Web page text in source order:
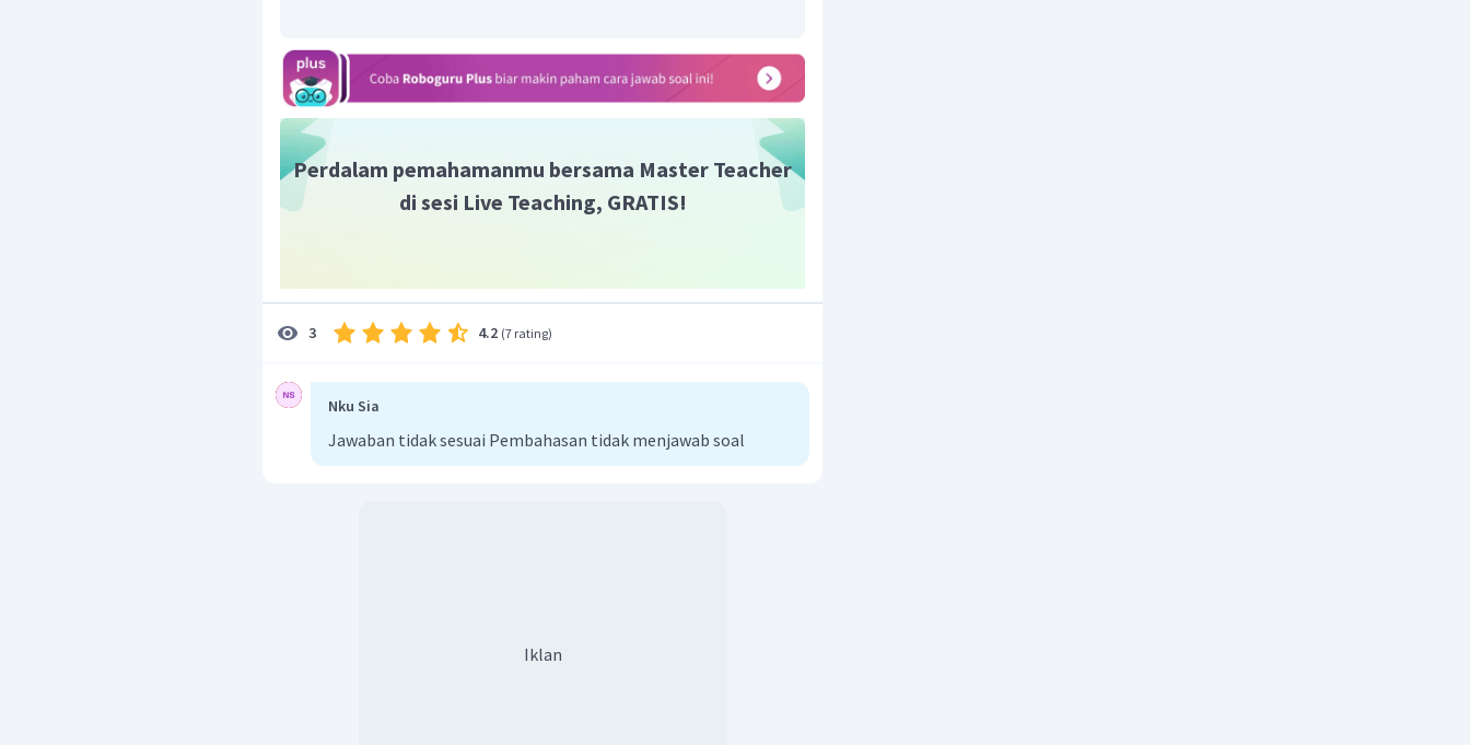
pada kemajuan) dan perubahan
sosialregress(mengarah pada kemunduran).
Perubahan sosial berdasarkan struktur dan proses terbagi
atas dua, yaitu
perubahan sosial struktural dan
perubahan sosial proses
Perdalam pemahamanmu bersama Master Teacher
di sesi Live Teaching, GRATIS!
3 4.2 (7 rating)
Nku Sia
Jawaban tidak sesuai Pembahasan tidak menjawab soal
Iklan